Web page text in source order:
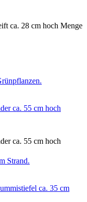
ca. 28 cm hoch Menge
ca. 55 cm hoch
ca. 55 cm hoch
ca. 35 cm